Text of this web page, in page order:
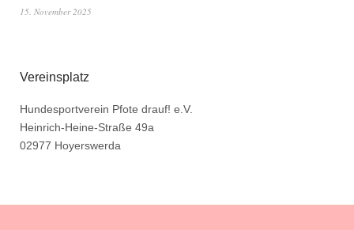
15. November 2025
Vereinsplatz
Hundesportverein Pfote drauf! e.V.
Heinrich-Heine-Straße 49a
02977 Hoyerswerda